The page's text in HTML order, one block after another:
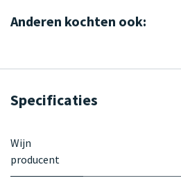
Anderen kochten ook:
Specificaties
Wijn
producent